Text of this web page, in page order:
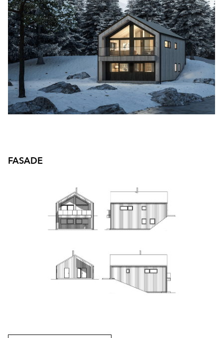
Byggmester Aase og Hegrenes AS
Byggmeister Tore Hovland AS
HS Bygg AS
Byggfag M. Leiknes
Byggfag Meland
Byggfag Tak og Ventilasjon
FASADE